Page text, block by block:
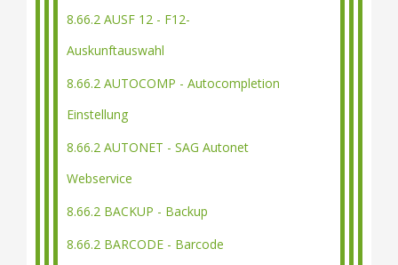
8.66.2 AUSF 12 - F12-
Auskunftauswahl
8.66.2 AUTOCOMP - Autocompletion
Einstellung
8.66.2 AUTONET - SAG Autonet
Webservice
8.66.2 BACKUP - Backup
8.66.2 BARCODE - Barcode